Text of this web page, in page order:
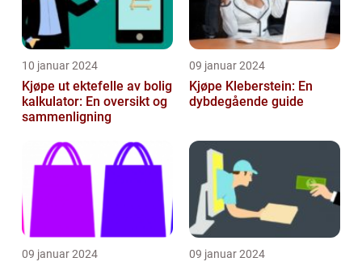
10 januar 2024
Kjøpe ut ektefelle av bolig
kalkulator: En oversikt og
sammenligning
09 januar 2024
Kjøpe Kleberstein: En
dybdegående guide
09 januar 2024 09 januar 2024